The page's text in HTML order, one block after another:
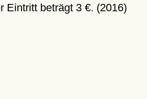
Eintritt beträgt 3 €. (2016)